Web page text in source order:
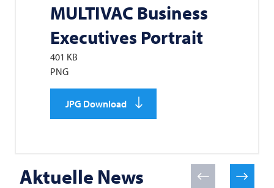
MULTIVAC Business
Executives Portrait
401 KB
PNG
JPG Download
Aktuelle News